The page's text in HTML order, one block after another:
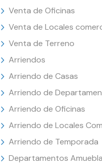
Venta de Oficinas
Venta de Locales
Venta de Terreno
Arriendos
Arriendo de Casas
Arriendo de
Arriendo de Oficinas
Arriendo de Locales
Arriendo de Temporada
Departamentos